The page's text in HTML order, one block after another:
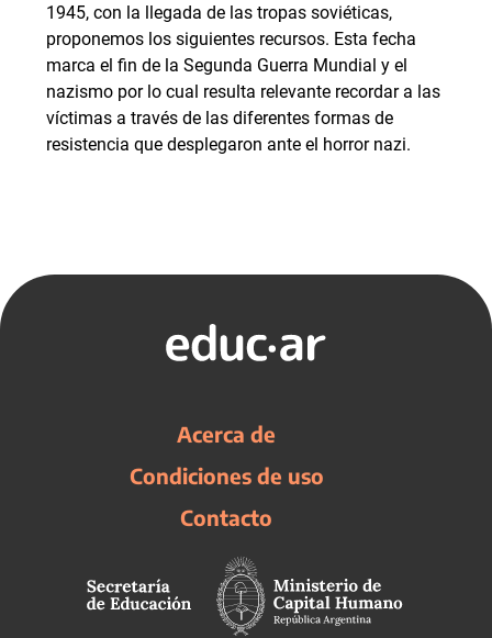
1945, con la llegada de las tropas soviéticas,
proponemos los siguientes recursos. Esta fecha
marca el fin de la Segunda Guerra Mundial y el
nazismo por lo cual resulta relevante recordar a las
víctimas a través de las diferentes formas de
resistencia que desplegaron ante el horror nazi.
Acerca de
Condiciones de uso
Contacto